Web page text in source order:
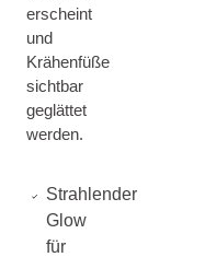
erscheint
und
Krähenfüße
sichtbar
geglättet
werden.
Strahlender
Glow
für